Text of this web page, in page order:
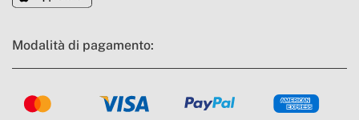
Modalità di pagamento: